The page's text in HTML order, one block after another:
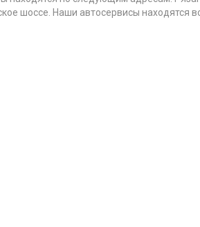
шоссе. Наши автосервисы находятся